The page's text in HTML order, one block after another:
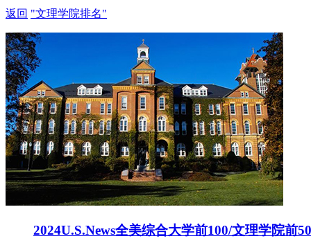
返回 "文理学院排名"
2024U.S.News全美综合大学前100/文理学院前